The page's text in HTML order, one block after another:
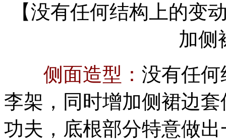
【没有任何结构上的变
加侧
侧面造型： 没有任
李架，同时增加侧裙边
功夫，底根部分特意做